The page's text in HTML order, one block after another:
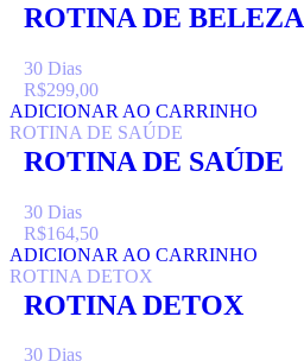
ROTINA DE BELEZA
30 Dias
R$299,00
ADICIONAR AO CARRINHO
ROTINA DE SAÚDE
ROTINA DE SAÚDE
30 Dias
R$164,50
ADICIONAR AO CARRINHO
ROTINA DETOX
ROTINA DETOX
30 Dias